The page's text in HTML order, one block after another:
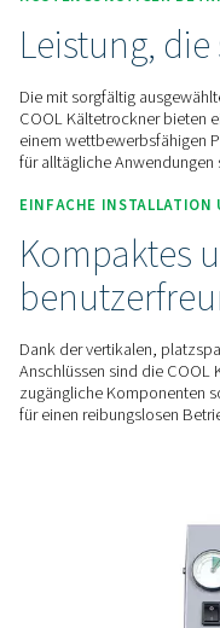
Jederzeit
Die COOL-Reihe
Drucktaupunkt von
Klasse 5 gemäß ISO
hervorragende
Leistung,
einem
für alltägliche
EINFACHE